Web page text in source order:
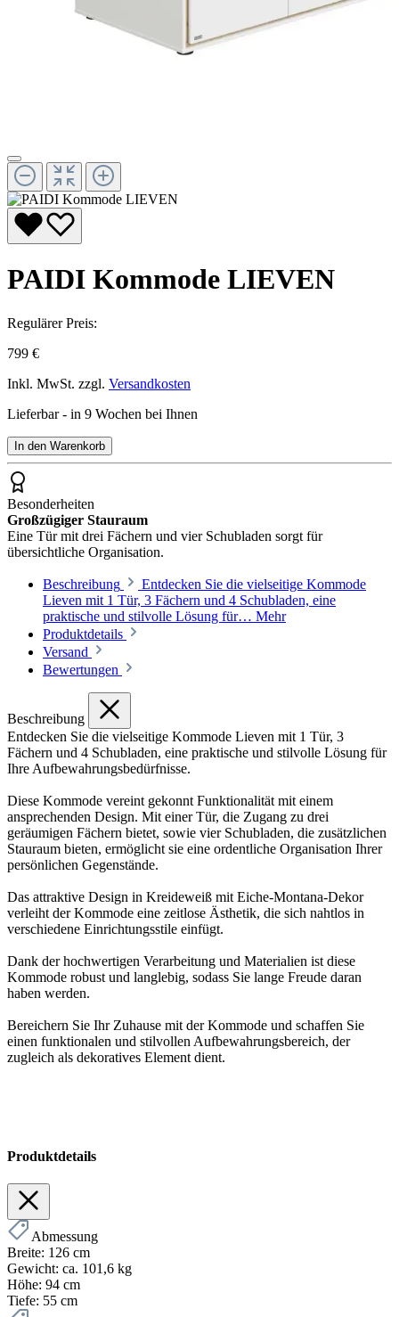
PAIDI Kommode LIEVEN
Regulärer Preis:
799 €
Inkl. MwSt. zzgl. Versandkosten
Lieferbar - in 9 Wochen bei Ihnen
In den Warenkorb
Besonderheiten
Großzügiger Stauraum
Eine Tür mit drei Fächern und vier Schubladen sorgt für
übersichtliche Organisation.
Beschreibung
Entdecken Sie die vielseitige Kommode
Lieven mit 1 Tür, 3 Fächern und 4 Schubladen, eine
praktische und stilvolle Lösung für… Mehr
Produktdetails
Versand
Bewertungen
Beschreibung
Entdecken Sie die vielseitige Kommode Lieven mit 1 Tür, 3
Fächern und 4 Schubladen, eine praktische und stilvolle Lösung für
Ihre Aufbewahrungsbedürfnisse.
Diese Kommode vereint gekonnt Funktionalität mit einem
ansprechenden Design. Mit einer Tür, die Zugang zu drei
geräumigen Fächern bietet, sowie vier Schubladen, die zusätzlichen
Stauraum bieten, ermöglicht sie eine ordentliche Organisation Ihrer
persönlichen Gegenstände.
Das attraktive Design in Kreideweiß mit Eiche-Montana-Dekor
verleiht der Kommode eine zeitlose Ästhetik, die sich nahtlos in
verschiedene Einrichtungsstile einfügt.
Dank der hochwertigen Verarbeitung und Materialien ist diese
Kommode robust und langlebig, sodass Sie lange Freude daran
haben werden.
Bereichern Sie Ihr Zuhause mit der Kommode und schaffen Sie
einen funktionalen und stilvollen Aufbewahrungsbereich, der
zugleich als dekoratives Element dient.
Produktdetails
Abmessung
Breite: 126 cm
Gewicht: ca. 101,6 kg
Höhe: 94 cm
Tiefe: 55 cm